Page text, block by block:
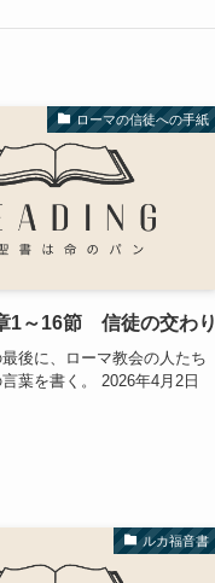
ローマの信徒への手紙
～16節 信徒の交わり
後に、ローマ教会の人たち
葉を書く。 2026年4月2日
ルカ福音書